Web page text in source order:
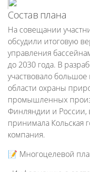
Состав плана
На совещании
обсудили итоговую
управления
до 2030 года. В
участвовало
области охраны
промышленных
Финляндии и России,
принимала Кольская
компания.
📝 Многоцелевой